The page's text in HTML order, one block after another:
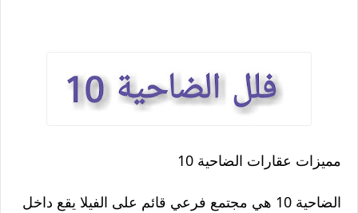
مميزات عقارات الضاحية 10
الضاحية 10 هي مجتمع فرعي قائم على الفيلا يقع داخل